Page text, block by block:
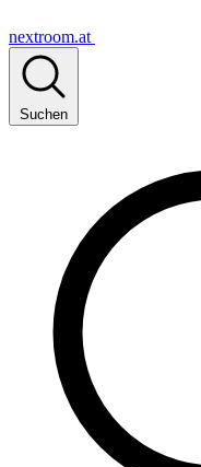
nextroom.at
Suchen